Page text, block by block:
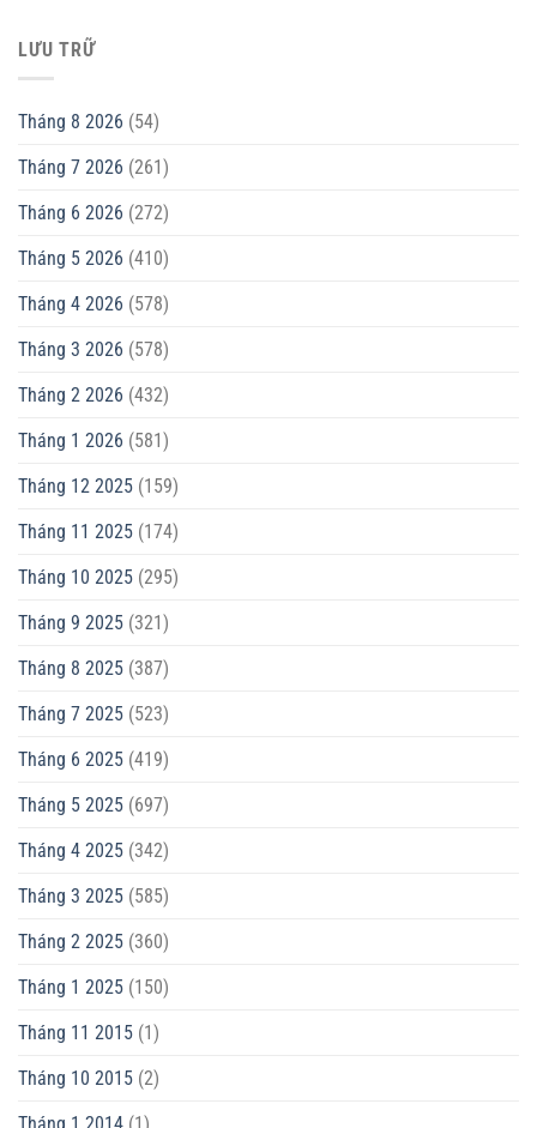
LƯU TRỮ
Tháng 8 2026 (54)
Tháng 7 2026 (261)
Tháng 6 2026 (272)
Tháng 5 2026 (410)
Tháng 4 2026 (578)
Tháng 3 2026 (578)
Tháng 2 2026 (432)
Tháng 1 2026 (581)
Tháng 12 2025 (159)
Tháng 11 2025 (174)
Tháng 10 2025 (295)
Tháng 9 2025 (321)
Tháng 8 2025 (387)
Tháng 7 2025 (523)
Tháng 6 2025 (419)
Tháng 5 2025 (697)
Tháng 4 2025 (342)
Tháng 3 2025 (585)
Tháng 2 2025 (360)
Tháng 1 2025 (150)
Tháng 11 2015 (1)
Tháng 10 2015 (2)